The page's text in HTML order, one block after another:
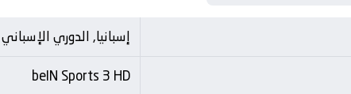
إسبانيا, الدوري الإسباني
beIN Sports 3 HD